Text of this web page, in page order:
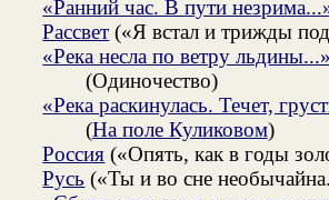
«Ранний час. В пути
Рассвет («Я встал и трижды
«Река несла по ветру льдины...»
(Одиночество)
«Река раскинулась. Течет,
(На поле Куликовом)
Россия («Опять, как в годы
Русь («Ты и во сне